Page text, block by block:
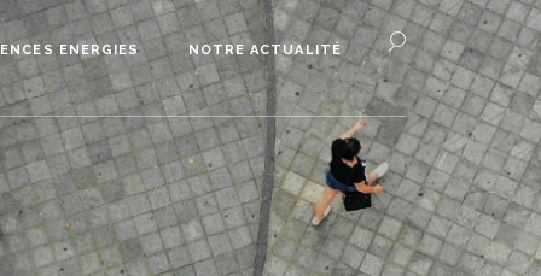
ENERGIES NOTRE ACTUALITÉ